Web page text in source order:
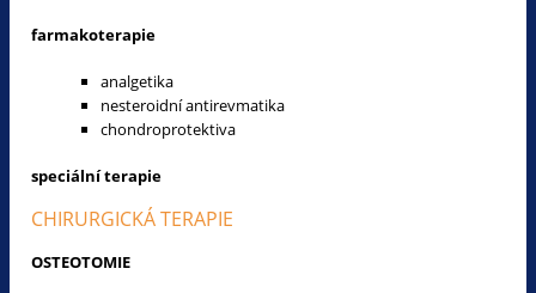
farmakoterapie
analgetika
nesteroidní antirevmatika
chondroprotektiva
speciální terapie
CHIRURGICKÁ TERAPIE
OSTEOTOMIE